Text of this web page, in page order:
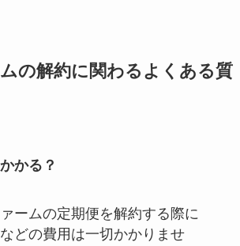
の解約に関わるよくある質
かる？
ームの定期便を解約する際に
どの費用は一切かかりませ